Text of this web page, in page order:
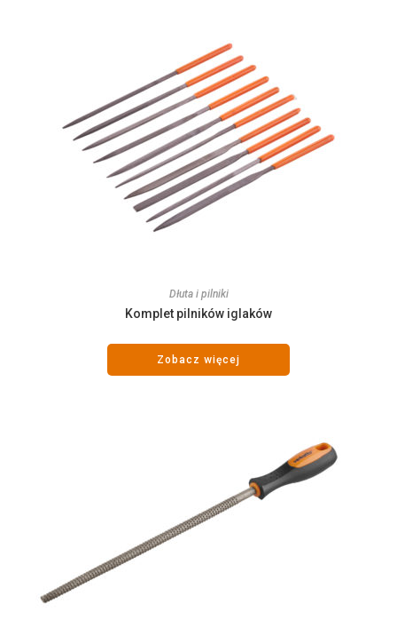
Dłuta i pilniki
Komplet pilników iglaków
Zobacz więcej